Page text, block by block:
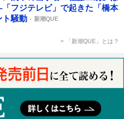
フジテレビ」で起きた「橋本
ト騒動
新潮QUE
「新潮QUE」とは？